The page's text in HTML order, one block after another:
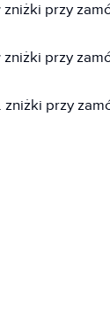
zniżki przy
zniżki przy
zniżki przy